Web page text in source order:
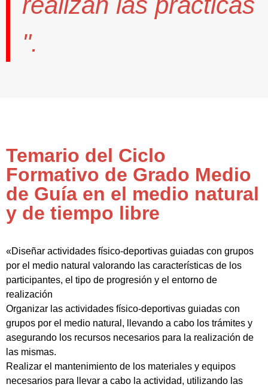
".
Temario del Ciclo
Formativo de Grado Medio
de Guía en el medio natural
y de tiempo libre
«Diseñar actividades físico-deportivas guiadas con grupos
por el medio natural valorando las características de los
participantes, el tipo de progresión y el entorno de
realización
Organizar las actividades físico-deportivas guiadas con
grupos por el medio natural, llevando a cabo los trámites y
asegurando los recursos necesarios para la realización de
las mismas.
Realizar el mantenimiento de los materiales y equipos
necesarios para llevar a cabo la actividad, utilizando las